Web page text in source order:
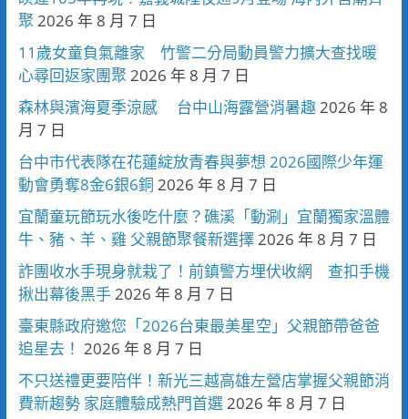
聚 2026 年 8 月 7 日
11歲女童負氣離家 竹警二分局動員警力擴大查找暖
心尋回返家團聚 2026 年 8 月 7 日
森林與濱海夏季涼感 台中山海露營消暑趣2026 年 8
月 7 日
台中市代表隊在花蓮綻放青春與夢想 2026國際少年運
動會勇奪8金6銀6銅 2026 年 8 月 7 日
宜蘭童玩節玩水後吃什麼？礁溪「動涮」宜蘭獨家溫體
牛、豬、羊、雞 父親節聚餐新選擇2026 年 8 月 7 日
詐團收水手現身就栽了！前鎮警方埋伏收網 查扣手機
揪出幕後黑手2026 年 8 月 7 日
臺東縣政府邀您「2026台東最美星空」父親節帶爸爸
追星去！ 2026 年 8 月 7 日
不只送禮更要陪伴！新光三越高雄左營店掌握父親節消
費新趨勢 家庭體驗成熱門首選2026 年 8 月 7 日